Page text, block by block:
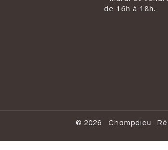
de 16h à 18h.
© 2026 Champdieu ·